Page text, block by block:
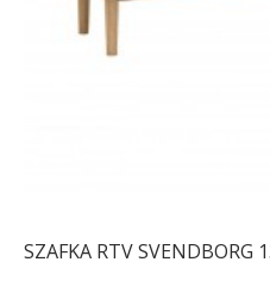
SZAFKA RTV SVENDBORG